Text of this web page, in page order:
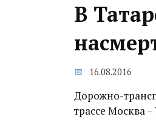
В
16.08.2016
Дорожно-
трассе Москва –